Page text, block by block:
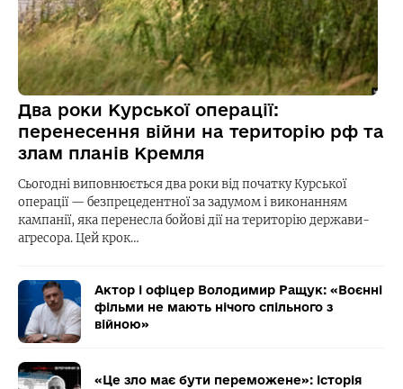
Два роки Курської операції:
перенесення війни на територію рф та
злам планів Кремля
Сьогодні виповнюється два роки від початку Курської
операції — безпрецедентної за задумом і виконанням
кампанії, яка перенесла бойові дії на територію держави-
агресора. Цей крок…
Актор і офіцер Володимир Ращук: «Воєнні
фільми не мають нічого спільного з
війною»
«Це зло має бути переможене»: історія